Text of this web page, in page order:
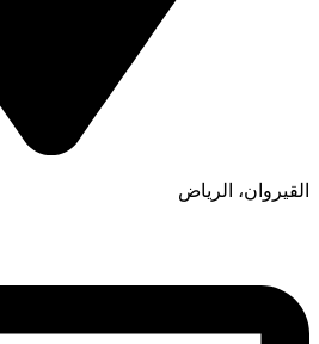
القيروان، الرياض